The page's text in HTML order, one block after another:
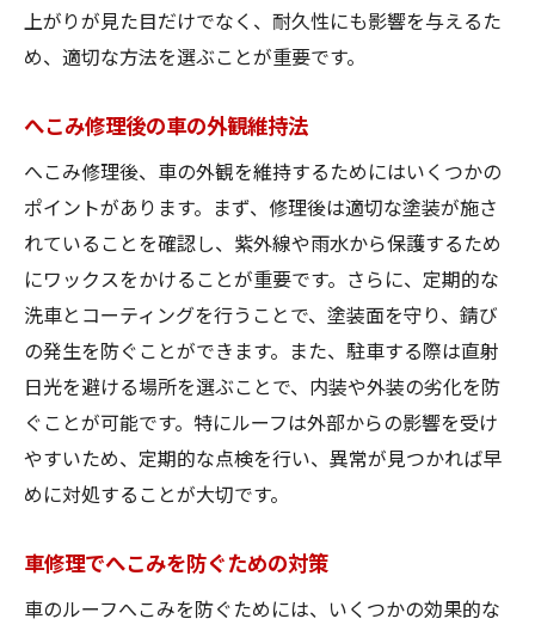
上がりが見た目だけでなく、耐久性にも影響を与えるた
め、適切な方法を選ぶことが重要です。
へこみ修理後の車の外観維持法
へこみ修理後、車の外観を維持するためにはいくつかの
ポイントがあります。まず、修理後は適切な塗装が施さ
れていることを確認し、紫外線や雨水から保護するため
にワックスをかけることが重要です。さらに、定期的な
洗車とコーティングを行うことで、塗装面を守り、錆び
の発生を防ぐことができます。また、駐車する際は直射
日光を避ける場所を選ぶことで、内装や外装の劣化を防
ぐことが可能です。特にルーフは外部からの影響を受け
やすいため、定期的な点検を行い、異常が見つかれば早
めに対処することが大切です。
車修理でへこみを防ぐための対策
車のルーフへこみを防ぐためには、いくつかの効果的な